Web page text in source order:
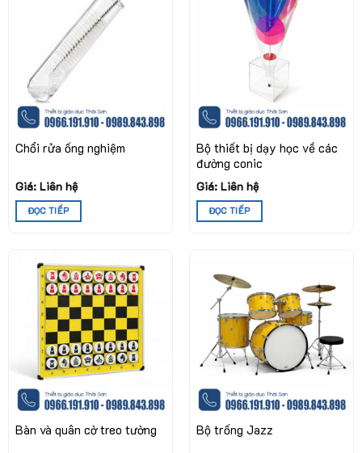
Chổi rửa ống nghiệm
Giá: Liên hệ
ĐỌC TIẾP
Bộ thiết bị dạy học về các
đường conic
Giá: Liên hệ
ĐỌC TIẾP
Bàn và quân cờ treo tường Bộ trống Jazz